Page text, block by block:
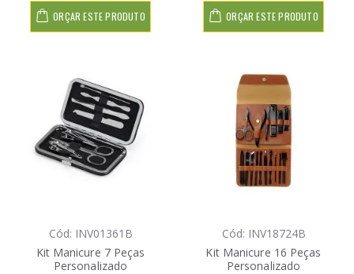
ORÇAR ESTE PRODUTO ORÇAR ESTE PRODUTO
Cód: INV01361B
Kit Manicure 7 Peças
Personalizado
Cód: INV18724B
Kit Manicure 16 Peças
Personalizado